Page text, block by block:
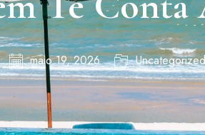
maio 19, 2026 Uncategorized